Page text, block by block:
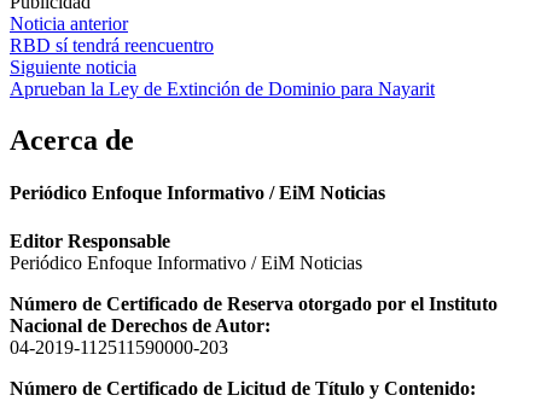
Navegación
de
entradas
Noticia anterior
RBD sí tendrá reencuentro
Siguiente noticia
Aprueban la Ley de Extinción de Dominio para Nayarit
Acerca de
Periódico Enfoque Informativo / EiM Noticias
Editor Responsable
Periódico Enfoque Informativo / EiM Noticias
Número de Certificado de Reserva otorgado por el Instituto
Nacional de Derechos de Autor:
04-2019-112511590000-203
Número de Certificado de Licitud de Título y Contenido: